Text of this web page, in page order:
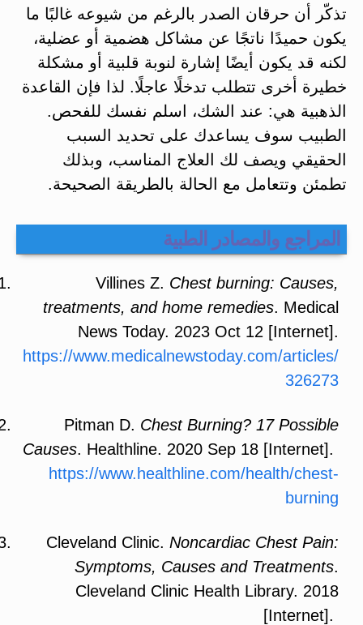
تذكّر أن حرقان الصدر بالرغم من شيوعه غالبًا ما
يكون حميدًا ناتجًا عن مشاكل هضمية أو عضلية،
لكنه قد يكون أيضًا إشارة لنوبة قلبية أو مشكلة
خطيرة أخرى تتطلب تدخلًا عاجلًا​. لذا فإن القاعدة
الذهبية هي: عند الشك، اسلم نفسك للفحص.
الطبيب سوف يساعدك على تحديد السبب
الحقيقي ويصف لك العلاج المناسب، وبذلك
تطمئن وتتعامل مع الحالة بالطريقة الصحيحة.
المراجع والمصادر الطبية
Villines Z. Chest burning: Causes,
treatments, and home remedies. Medical
News Today. 2023 Oct 12 [Internet].
https://www.medicalnewstoday.com/articles/
326273
Pitman D. Chest Burning? 17 Possible
Causes. Healthline. 2020 Sep 18 [Internet].
https://www.healthline.com/health/chest-
burning
Cleveland Clinic. Noncardiac Chest Pain:
Symptoms, Causes and Treatments.
Cleveland Clinic Health Library. 2018
[Internet].